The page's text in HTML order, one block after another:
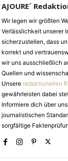
AJOURE´
Wir legen wir größten
Verlässlichkeit unserer
sicherzustellen, dass
korrekt und
wir uns ausschließlich
Quellen und
Unsere redaktionellen
gewährleisten dabei
Informiere dich über
journalistischen
sorgfältige